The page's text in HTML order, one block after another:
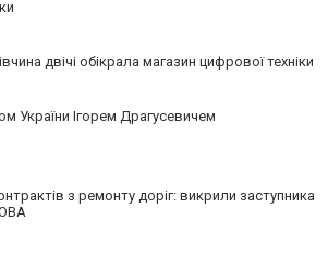
двічі обікрала магазин цифрової техніки
України Ігорем Драгусевичем
з ремонту доріг: викрили заступника